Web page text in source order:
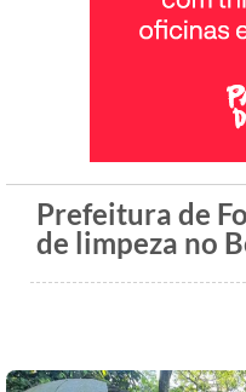
Prefeitura de
de limpeza no